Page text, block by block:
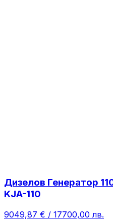
Дизелов Генератор
KJA-110
9049,87 € / 17700,00 лв.